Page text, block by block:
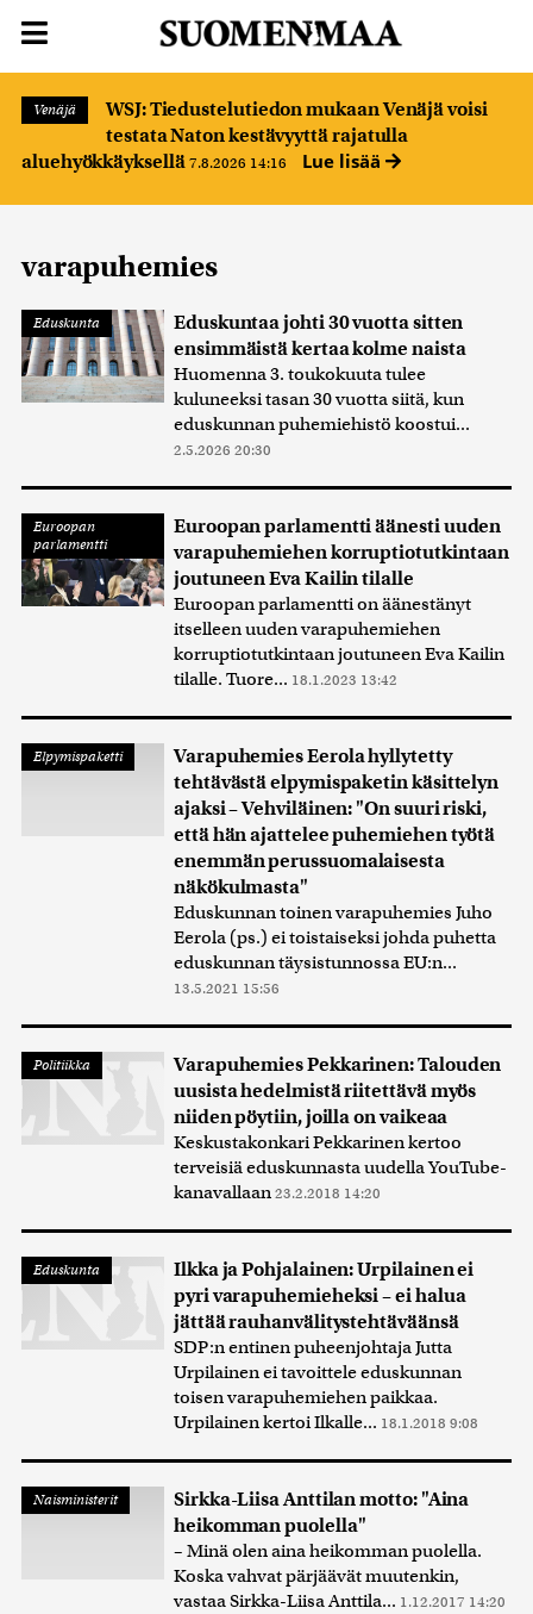
Venäjä
WSJ: Tiedustelutiedon mukaan Venäjä voisi
testata Naton kestävyyttä rajatulla
aluehyökkäyksellä 7.8.2026 14:16 Lue lisää
varapuhemies
Eduskunta
Eduskuntaa johti 30 vuotta sitten
ensimmäistä kertaa kolme naista
Huomenna 3. toukokuuta tulee
kuluneeksi tasan 30 vuotta siitä, kun
eduskunnan puhemiehistö koostui...
2.5.2026 20:30
Euroopan
parlamentti
Euroopan parlamentti äänesti uuden
varapuhemiehen korruptiotutkintaan
joutuneen Eva Kailin tilalle
Euroopan parlamentti on äänestänyt
itselleen uuden varapuhemiehen
korruptiotutkintaan joutuneen Eva Kailin
tilalle. Tuore... 18.1.2023 13:42
Elpymispaketti
Varapuhemies Eerola hyllytetty
tehtävästä elpymispaketin käsittelyn
ajaksi – Vehviläinen: "On suuri riski,
että hän ajattelee puhemiehen työtä
enemmän perussuomalaisesta
näkökulmasta"
Eduskunnan toinen varapuhemies Juho
Eerola (ps.) ei toistaiseksi johda puhetta
eduskunnan täysistunnossa EU:n...
13.5.2021 15:56
Politiikka
Varapuhemies Pekkarinen: Talouden
uusista hedelmistä riitettävä myös
niiden pöytiin, joilla on vaikeaa
Keskustakonkari Pekkarinen kertoo
terveisiä eduskunnasta uudella YouTube-
kanavallaan 23.2.2018 14:20
Eduskunta
Ilkka ja Pohjalainen: Urpilainen ei
pyri varapuhemieheksi – ei halua
jättää rauhanvälitystehtäväänsä
SDP:n entinen puheenjohtaja Jutta
Urpilainen ei tavoittele eduskunnan
toisen varapuhemiehen paikkaa.
Urpilainen kertoi Ilkalle... 18.1.2018 9:08
Naisministerit
Sirkka-Liisa Anttilan motto: "Aina
heikomman puolella"
– Minä olen aina heikomman puolella.
Koska vahvat pärjäävät muutenkin,
vastaa Sirkka-Liisa Anttila... 1.12.2017 14:20